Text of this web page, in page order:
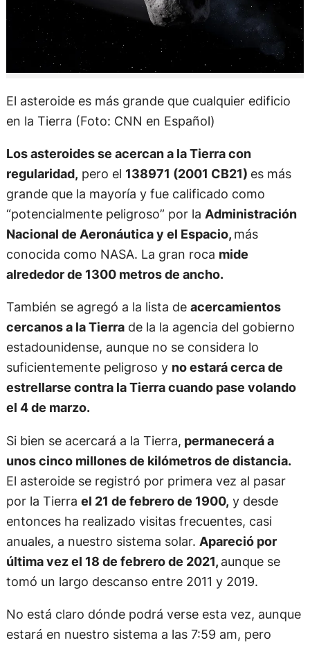
El asteroide es más grande que cualquier edificio
en la Tierra (Foto: CNN en Español)
Los asteroides se acercan a la Tierra con
regularidad, pero el 138971 (2001 CB21) es más
grande que la mayoría y fue calificado como
“potencialmente peligroso” por la Administración
Nacional de Aeronáutica y el Espacio, más
conocida como NASA. La gran roca mide
alrededor de 1300 metros de ancho.
También se agregó a la lista de acercamientos
cercanos a la Tierrade la la agencia del gobierno
estadounidense, aunque no se considera lo
suficientemente peligroso y no estará cerca de
estrellarse contra la Tierra cuando pase volando
el 4 de marzo.
Si bien se acercará a la Tierra, permanecerá a
unos cinco millones de kilómetros de distancia.
El asteroide se registró por primera vez al pasar
por la Tierra el 21 de febrero de 1900, y desde
entonces ha realizado visitas frecuentes, casi
anuales, a nuestro sistema solar. Apareció por
última vez el 18 de febrero de 2021, aunque se
tomó un largo descanso entre 2011 y 2019.
No está claro dónde podrá verse esta vez, aunque
estará en nuestro sistema a las 7:59 am, pero